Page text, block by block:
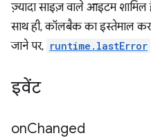
ज़्यादा साइज़ वाले आइटम
साथ ही, कॉलबैक का इस्तेमाल
जाने पर, runtime.lastError
इवेंट
onChanged